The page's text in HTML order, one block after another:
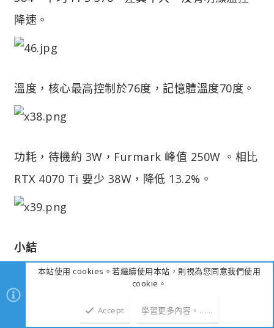
降速。
溫度，核心最高控制於76度，記憶體溫度70度。
功耗，待機約 3W，Furmark 峰值 250W 。相比
RTX 4070 Ti 要少 38W，降低 13.2%。
小結
因為手上沒有 RTX 4070 ，所以只好抓比較近的
RTX 4070 Ti 來進行比較，就原生畫質最高品質
不開畫格生成的情況來看，12款遊戲平均張，
本站使用 cookies。若繼續使用本站，則視為您同意我們使用
cookie。
Accept 學習更多內容。……